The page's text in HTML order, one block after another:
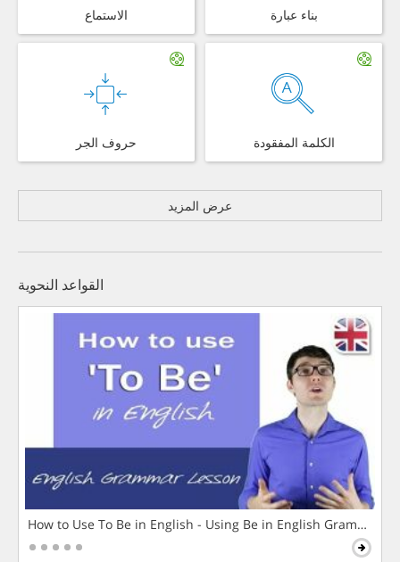
الاستماع بناء عبارة
حروف الجر الكلمة المفقودة
عرض المزيد
القواعد النحوية
How to Use To Be in English - Using Be in English Grammar